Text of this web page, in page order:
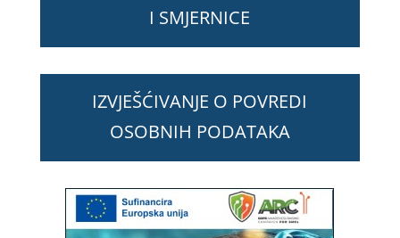
I SMJERNICE
IZVJEŠĆIVANJE O POVREDI
OSOBNIH PODATAKA